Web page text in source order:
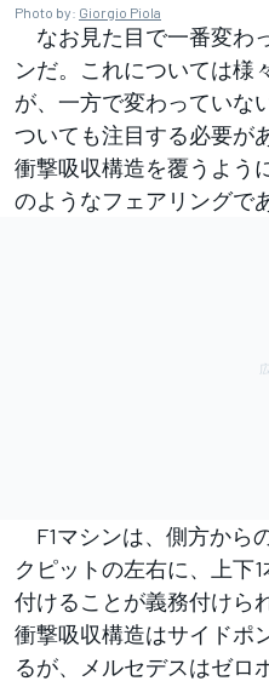
Photo by: Giorgio Piola
なお見た目で一番変わ
ンだ。これについては様
が、一方で変わっていな
ついても注目する必要が
衝撃吸収構造を覆うよう
のようなフェアリングで
F1マシンは、側方から
クピットの左右に、上下
付けることが義務付けら
衝撃吸収構造はサイドポ
るが、メルセデスはゼロ